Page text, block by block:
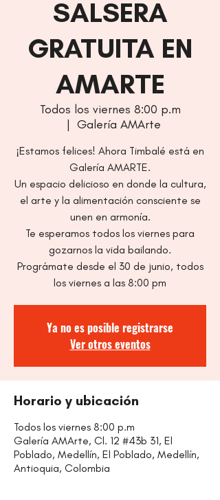
SALSERA
GRATUITA EN
AMARTE
Todos los viernes 8:00 p.m
  |
Galería AMArte
¡Estamos felices! Ahora Timbalé está en
Galería AMARTE.
Un espacio delicioso en donde la cultura,
el arte y la alimentación consciente se
unen en armonía.
Te esperamos todos los viernes para
gozarnos la vida bailando.
Prográmate desde el 30 de junio, todos
los viernes a las 8:00 pm
Ya no es posible registrarse
Ver otros eventos
Horario y ubicación
Todos los viernes 8:00 p.m
Galería AMArte, Cl. 12 #43b 31, El
Poblado, Medellín, El Poblado, Medellín,
Antioquia, Colombia